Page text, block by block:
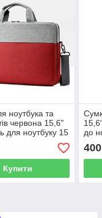
ноутбука та
червона 15,6"
для ноутбуку 15
ремені
Купити
до
з
400